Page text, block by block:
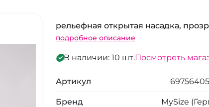
рельефная открытая насадка,
подробное описание
В наличии: 10 шт.Посмотреть
Артикул
Бренд MySize